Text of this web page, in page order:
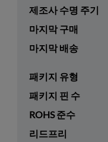
제조사 수명 주기
마지막 구매
마지막 배송
패키지 유형
패키지 핀 수
ROHS 준수
리드프리